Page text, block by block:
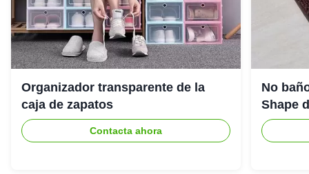
Organizador transparente de la
caja de zapatos
Contacta ahora
No
Shape